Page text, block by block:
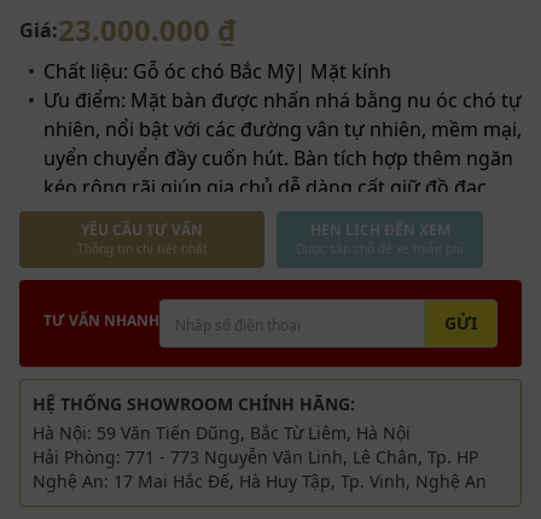
Giá:23.000.000 ₫
Chất liệu: Gỗ óc chó Bắc Mỹ| Mặt kính
Ưu điểm: Mặt bàn được nhấn nhá bằng nu óc chó tự
nhiên, nổi bật với các đường vân tự nhiên, mềm mại,
uyển chuyển đầy cuốn hút. Bàn tích hợp thêm ngăn
kéo rộng rãi giúp gia chủ dễ dàng cất giữ đồ đạc
Bảo hành 2 năm
Miễn phí vận chuyển nội thành
YÊU CẦU TƯ VẤN
Thông tin chi tiết nhất
HẸN LỊCH ĐẾN XEM
Được sắp chỗ để xe miễn phí
TƯ VẤN NHANH GỬI
HỆ THỐNG SHOWROOM CHÍNH HÃNG:
Hà Nội: 59 Văn Tiến Dũng, Bắc Từ Liêm, Hà Nội
Hải Phòng: 771 - 773 Nguyễn Văn Linh, Lê Chân, Tp. HP
Nghệ An: 17 Mai Hắc Đế, Hà Huy Tập, Tp. Vinh, Nghệ An